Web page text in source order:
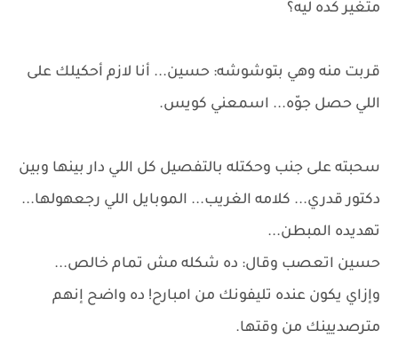
متغير كده ليه؟
قربت منه وهي بتوشوشه: حسين... أنا لازم أحكيلك على
اللي حصل جوّه... اسمعني كويس.
سحبته على جنب وحكتله بالتفصيل كل اللي دار بينها وبين
دكتور قدري... كلامه الغريب... الموبايل اللي رجعهولها...
تهديده المبطن...
حسين اتعصب وقال: ده شكله مش تمام خالص...
وإزاي يكون عنده تليفونك من امبارح! ده واضح إنهم
مترصديينك من وقتها.